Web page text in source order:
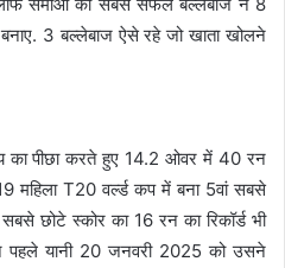
3 बल्लेबाज ऐसे रहे जो खाता खोलने
का पीछा करते हुए 14.2 ओवर में 40 रन
महिला T20 वर्ल्ड कप में बना 5वां सबसे
छोटे स्कोर का 16 रन का रिकॉर्ड भी
पहले यानी 20 जनवरी 2025 को उसने